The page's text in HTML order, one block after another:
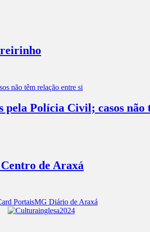
pela Polícia Civil; casos
de Araxá